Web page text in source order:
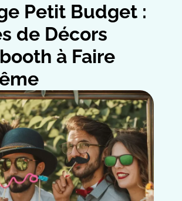
Petit Budget :
de Décors
à Faire